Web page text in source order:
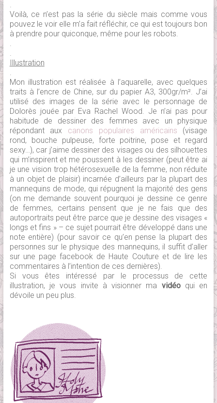
Voilà, ce n’est pas la série du siècle mais comme vous
pouvez le voir elle m’a fait réfléchir, ce qui est toujours bon
à prendre pour quiconque, même pour les robots.
Illustration
Mon illustration est réalisée à l’aquarelle, avec quelques
traits à l’encre de Chine, sur du papier A3, 300gr/m². J’ai
utilisé des images de la série avec le personnage de
Dolorès jouée par Eva Rachel Wood. Je n’ai pas pour
habitude de dessiner des femmes avec un physique
répondant aux canons populaires américains (visage
rond, bouche pulpeuse, forte poitrine, pose et regard
sexy…), car j’aime dessiner des visages ou des silhouettes
qui m’inspirent et me poussent à les dessiner (peut être ai
je une vision trop hétérosexuelle de la femme, non réduite
à un objet de plaisir) incarnée d’ailleurs par la plupart des
mannequins de mode, qui répugnent la majorité des gens
(on me demande souvent pourquoi je dessine ce genre
de femmes, certains pensent que je ne fais que des
autoportraits peut être parce que je dessine des visages «
longs et fins » – ce sujet pourrait être développé dans une
note entière) (pour savoir ce qu’en pense la plupart des
personnes sur le physique des mannequins, il suffit d’aller
sur une page facebook de Haute Couture et de lire les
commentaires à l’intention de ces dernières).
Si vous êtes intéressé par le processus de cette
illustration, je vous invite à visionner ma vidéoqui en
dévoile un peu plus.